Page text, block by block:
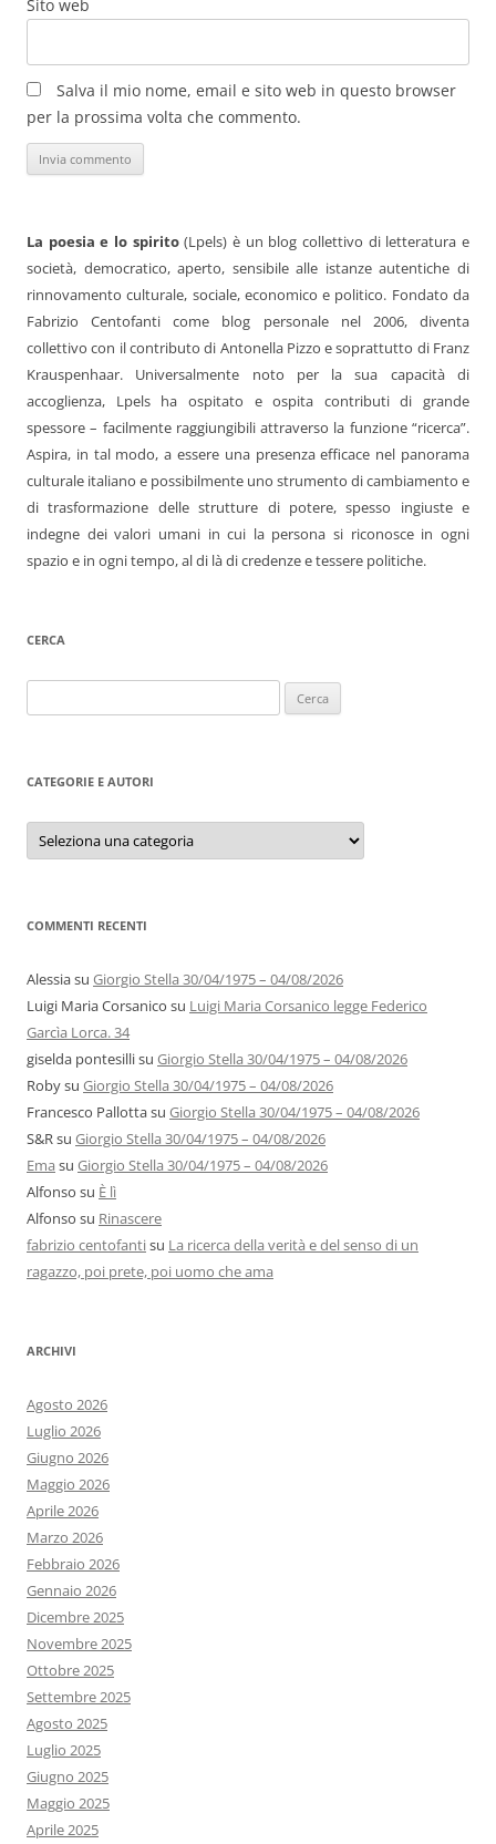
Sito web
Salva il mio nome, email e sito web in questo browser
per la prossima volta che commento.
La poesia e lo spirito(Lpels) è un blog collettivo di letteratura e
società, democratico, aperto, sensibile alle istanze autentiche di
rinnovamento culturale, sociale, economico e politico. Fondato da
Fabrizio Centofanti come blog personale nel 2006, diventa
collettivo con il contributo di Antonella Pizzo e soprattutto di Franz
Krauspenhaar. Universalmente noto per la sua capacità di
accoglienza, Lpels ha ospitato e ospita contributi di grande
spessore – facilmente raggiungibili attraverso la funzione “ricerca”.
Aspira, in tal modo, a essere una presenza efficace nel panorama
culturale italiano e possibilmente uno strumento di cambiamento e
di trasformazione delle strutture di potere, spesso ingiuste e
indegne dei valori umani in cui la persona si riconosce in ogni
spazio e in ogni tempo, al di là di credenze e tessere politiche.
CERCA
per:
CATEGORIE E AUTORI
Categorie
autori
COMMENTI RECENTI
Alessiasu Giorgio Stella 30/04/1975 – 04/08/2026
Luigi Maria Corsanico su Luigi Maria Corsanico legge Federico
Garcìa Lorca. 34
giselda pontesillisu Giorgio Stella 30/04/1975 – 04/08/2026
Robysu Giorgio Stella 30/04/1975 – 04/08/2026
Francesco Pallottasu Giorgio Stella 30/04/1975 – 04/08/2026
S&Rsu Giorgio Stella 30/04/1975 – 04/08/2026
Ema su Giorgio Stella 30/04/1975 – 04/08/2026
Alfonso su È lì
Alfonso su Rinascere
fabrizio centofantisu La ricerca della verità e del senso di un
ragazzo, poi prete, poi uomo che ama
ARCHIVI
Agosto 2026
Luglio 2026
Giugno 2026
Maggio 2026
Aprile 2026
Marzo 2026
Febbraio 2026
Gennaio 2026
Dicembre 2025
Novembre 2025
Ottobre 2025
Settembre 2025
Agosto 2025
Luglio 2025
Giugno 2025
Maggio 2025
Aprile 2025